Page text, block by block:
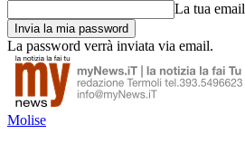
La tua email
La password verrà inviata via email.
Molise